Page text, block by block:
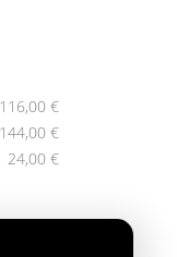
116,00 €
144,00 €
24,00 €